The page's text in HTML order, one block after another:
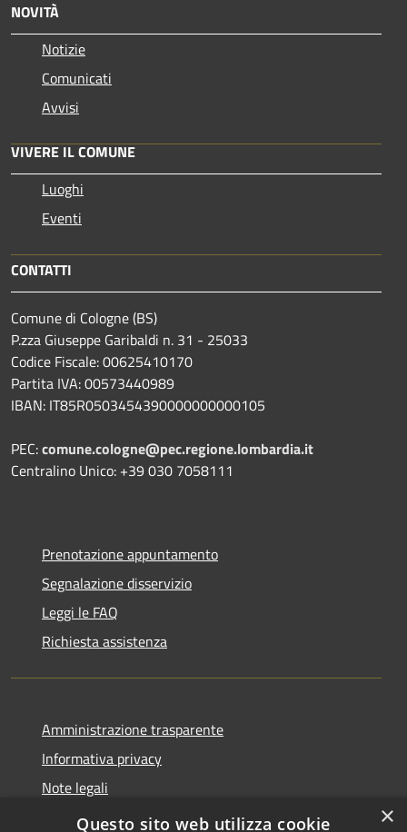
NOVITÀ
Notizie
Comunicati
Avvisi
VIVERE IL COMUNE
Luoghi
Eventi
CONTATTI
Comune di Cologne (BS)
P.zza Giuseppe Garibaldi n. 31 - 25033
Codice Fiscale: 00625410170
Partita IVA: 00573440989
IBAN: IT85R0503454390000000000105
PEC:comune.cologne@pec.regione.lombardia.it
Centralino Unico: +39 030 7058111
Prenotazione appuntamento
Segnalazione disservizio
Leggi le FAQ
Richiesta assistenza
Amministrazione trasparente
Informativa privacy
Note legali
Dichiarazione di accessibilità
×
Questo sito web utilizza cookie